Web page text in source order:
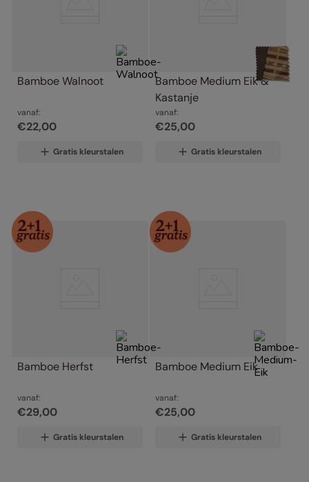
Bamboe Walnoot
vanaf:
€22,00
Gratis kleurstalen
Bamboe Medium Eik &
Kastanje
vanaf:
€25,00
Gratis kleurstalen
Bamboe Herfst
vanaf:
€29,00
Gratis kleurstalen
Bamboe Medium Eik
vanaf:
€25,00
Gratis kleurstalen